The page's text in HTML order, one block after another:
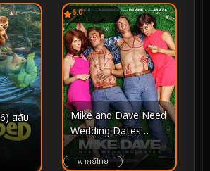
สลับ
6.0
Mike and Dave Need
Wedding Dates
(2016) คู่เดทวิวาห์วาย
ป่วง
พากย์ไทย